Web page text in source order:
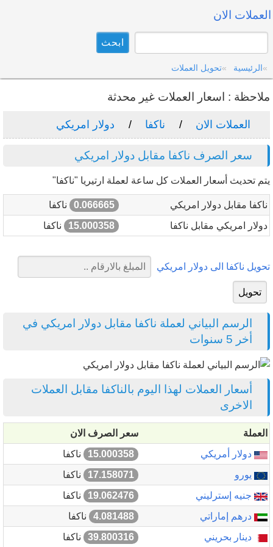
العملات الان
الرئيسية تحويل العملات
ملاحظة : اسعار العملات غير محدثة
العملات الان ناكفا دولار امريكي
سعر الصرف ناكفا مقابل دولار امريكي
يتم تحديث أسعار العملات كل ساعة لعملة ارتيريا "ناكفا"
ناكفا مقابل دولار امريكي 0.066665
ناكفا
دولار امريكي مقابل ناكفا
15.000358 ناكفا
تحويل ناكفا الى دولار امريكي
الرسم البياني لعملة ناكفا مقابل دولار امريكي في
أخر 5 سنوات
أسعار العملات لهذا اليوم بالناكفا مقابل العملات
الاخرى
العملة
سعر الصرف الان
دولار أمريكي
15.000358
ناكفا
يورو
17.158071
ناكفا
جنيه إسترليني
19.062476
ناكفا
درهم إماراتي
4.081488
ناكفا
دينار بحريني
39.800316 ناكفا